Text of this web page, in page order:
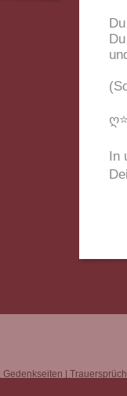
In
Gedenkseiten